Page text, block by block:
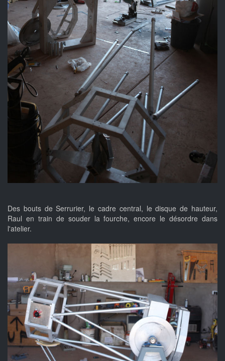
Des bouts de Serrurier, le cadre central, le disque de hauteur,
Raul en train de souder la fourche, encore le désordre dans
l'atelier.